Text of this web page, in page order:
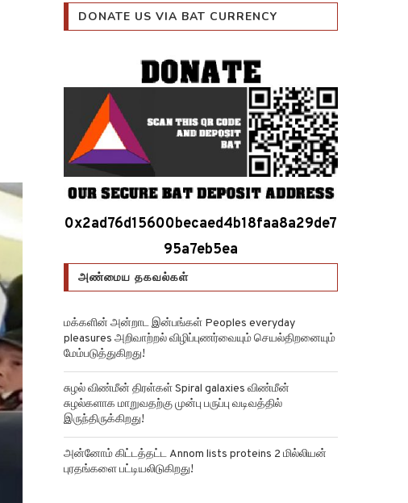
DONATE US VIA BAT CURRENCY
0x2ad76d15600becaed4b18faa8a29de7
95a7eb5ea
அண்மைய தகவல்கள்
மக்களின் அன்றாட இன்பங்கள் Peoples everyday
pleasures அறிவாற்றல் விழிப்புணர்வையும் செயல்திறனையும்
மேம்படுத்துகிறது!
சுழல் விண்மீன் திரள்கள் Spiral galaxies விண்மீன்
சுழல்களாக மாறுவதற்கு முன்பு பருப்பு வடிவத்தில்
இருந்திருக்கிறது!
அன்னோம் கிட்டத்தட்ட Annom lists proteins 2 மில்லியன்
புரதங்களை பட்டியலிடுகிறது!